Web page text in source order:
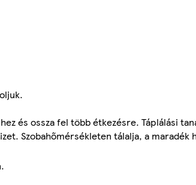
és ossza fel több étkezésre. Táplálási
Szobahőmérsékleten tálalja, a maradék